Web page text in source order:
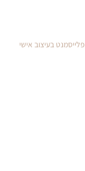
פלייסמנט בעיצוב אישי